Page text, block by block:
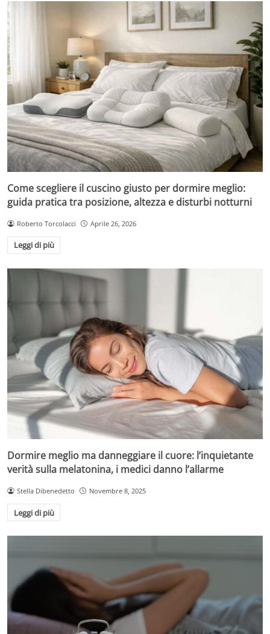
Come scegliere il cuscino giusto per dormire meglio:
guida pratica tra posizione, altezza e disturbi notturni
Roberto Torcolacci Aprile 26, 2026
Leggi di più
Dormire meglio ma danneggiare il cuore: l’inquietante
verità sulla melatonina, i medici danno l’allarme
Stella Dibenedetto Novembre 8, 2025
Leggi di più